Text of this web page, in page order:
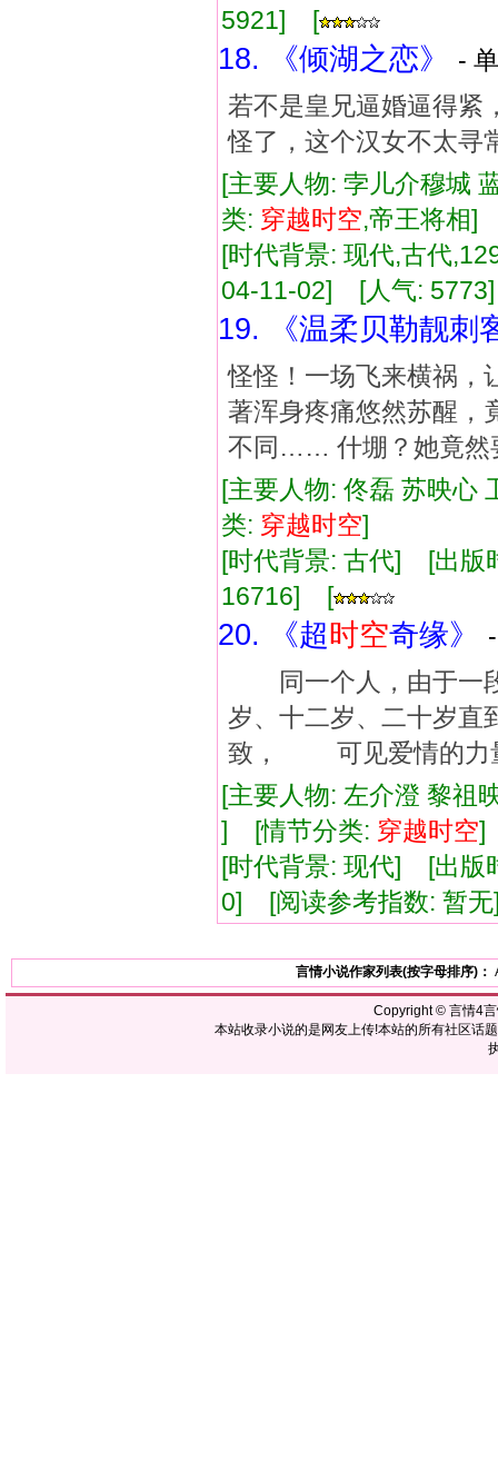
5921] [
18. 《倾湖之恋》
-
若不是皇兄逼婚逼得紧
怪了，这个汉女不太寻
[主要人物: 孛儿介穆城
类: 穿越时空,帝王将
[时代背景: 现代,古代
04-11-02] [人气:
19. 《温柔贝勒靓刺
怪怪！一场飞来横祸，
著浑身疼痛悠然苏醒
不同…… 什堋？她竟然
[主要人物: 佟磊 苏映
类: 穿越时空]
[时代背景: 古代] [出
16716] [
20. 《超时空奇缘》
同一个人，由于
岁、十二岁、二十岁
致， 可见爱情的力
[主要人物: 左介澄 黎祖
] [情节分类: 穿越时空
[时代背景: 现代] [出
0] [阅读参考指数: 暂无
言情小说作家列表(按字母排序)：
Copyright © 言情4
本站收录小说的是网友上传!本站的所有社区话